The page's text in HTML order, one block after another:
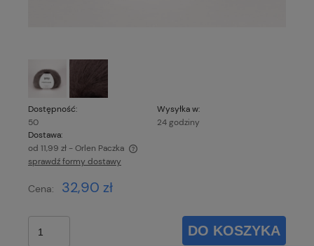
Dostępność:
50
Wysyłka w:
24 godziny
Dostawa:
od 11,99 zł - Orlen Paczka
Cena nie zawiera ewentualnych kosztów płatności
sprawdź formy dostawy
Cena: 32,90 zł
DO KOSZYKA